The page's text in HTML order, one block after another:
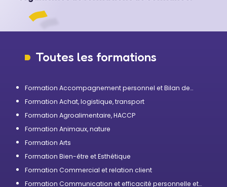
Toutes les formations
Formation Accompagnement personnel et Bilan de
Formation Achat, logistique, transport
Formation Agroalimentaire, HACCP
Formation Animaux, nature
Formation Arts
Formation Bien-être et Esthétique
Formation Commercial et relation client
Formation Communication et efficacité personnelle et